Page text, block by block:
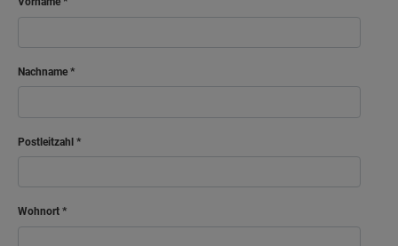
Nachname
Postleitzahl
Wohnort